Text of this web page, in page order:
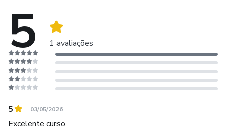
5 1 avaliações
5 03/05/2026
Excelente curso.